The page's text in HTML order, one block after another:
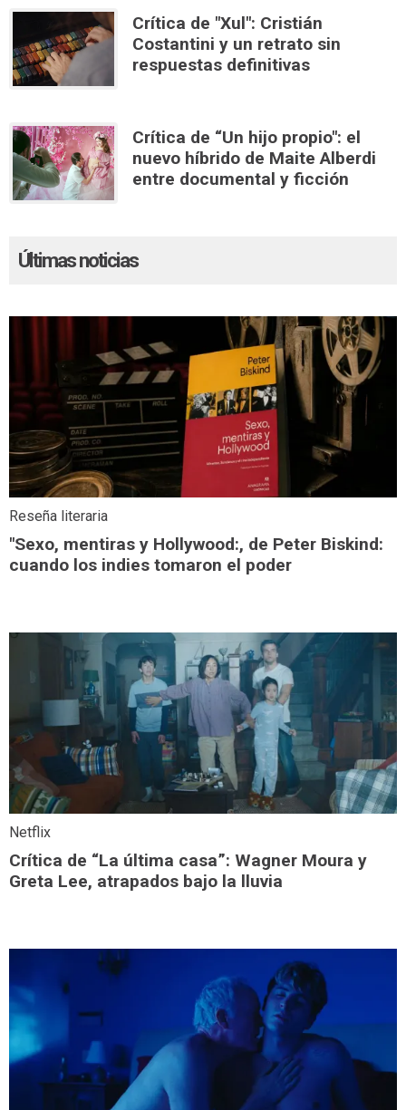
Crítica de "Xul": Cristián
Costantini y un retrato sin
respuestas definitivas
Crítica de “Un hijo propio": el
nuevo híbrido de Maite Alberdi
entre documental y ficción
Últimas noticias
Reseña literaria
"Sexo, mentiras y Hollywood:, de Peter Biskind:
cuando los indies tomaron el poder
Netflix
Crítica de “La última casa”: Wagner Moura y
Greta Lee, atrapados bajo la lluvia